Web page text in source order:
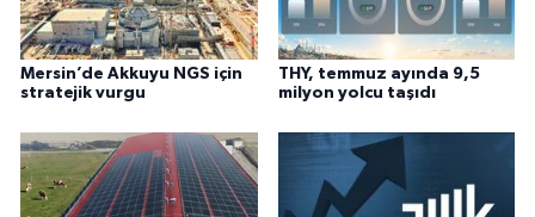
Mersin’de Akkuyu NGS için
stratejik vurgu
THY, temmuz ayında 9,5
milyon yolcu taşıdı